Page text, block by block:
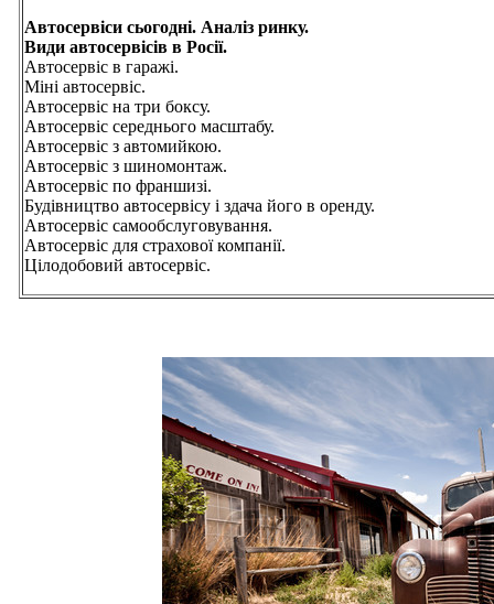
Автосервіси сьогодні. Аналіз ринку.
Види автосервісів в Росії.
Автосервіс в гаражі.
Міні автосервіс.
Автосервіс на три боксу.
Автосервіс середнього масштабу.
Автосервіс з автомийкою.
Автосервіс з шиномонтаж.
Автосервіс по франшизі.
Будівництво автосервісу і здача його в оренду.
Автосервіс самообслуговування.
Автосервіс для страхової компанії.
Цілодобовий автосервіс.